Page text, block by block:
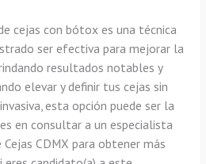
cejas con bótox es una técnica
ser efectiva para mejorar la
resultados notables y
elevar y definir tus cejas sin
esta opción puede ser la
en consultar a un especialista
CDMX para obtener más